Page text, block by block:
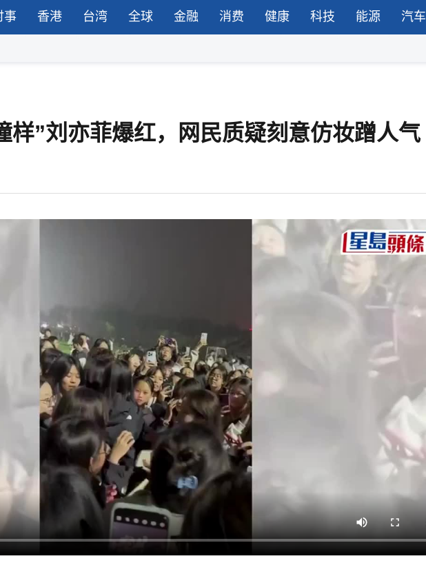
事 香港 台湾 全球 金融 消费 健康 科技 能源 汽车
样”刘亦菲爆红，网民质疑刻意仿妆蹭人气